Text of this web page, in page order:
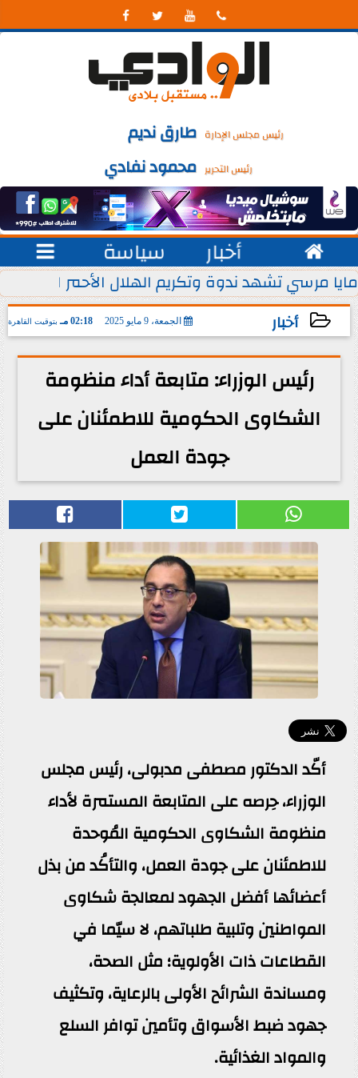
   
رئيس مجلس الإدارة طارق نديم
رئيس التحرير محمود نفادي
 أخبار سياسة 
يوليو من كل عام
مايا مرسي تشهد ندوة وتكريم الهلال الأحمر
أخبار الجمعة، 9 مايو 2025 02:18 مـ بتوقيت القاهرة
2025-05-09 14:18:43
رئيس الوزراء: متابعة أداء منظومة
الشكاوى الحكومية للاطمئنان على
جودة العمل
أكّد الدكتور مصطفى مدبولى، رئيس مجلس
الوزراء، حِرصه على المتابعة المستمرة لأداء
منظومة الشكاوى الحكومية المُوحدة
للاطمئنان على جودة العمل، والتأكُد من بذل
أعضائها أفضل الجهود لمعالجة شكاوى
المواطنين وتلبية طلباتهم، لا سيّما في
القطاعات ذات الأولوية؛ مثل الصحة،
ومساندة الشرائح الأولى بالرعاية، وتكثيف
جهود ضبط الأسواق وتأمين توافر السلع
والمواد الغذائية.